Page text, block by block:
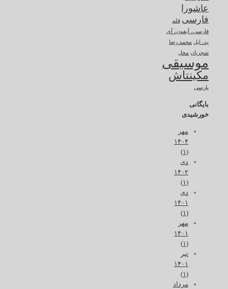
عاشورا
فارسی قلم
فارسی، آیفون، آی
پد، اپل محمد رضا
شجریان مخل
موسیقی
مکینتاش
پارسی
بایگانی
خورشیدی
مهر
۱۴۰۴
(۱)
دی
۱۴۰۲
(۱)
دی
۱۴۰۱
(۱)
مهر
۱۴۰۱
(۱)
تیر
۱۴۰۱
(۱)
مرداد